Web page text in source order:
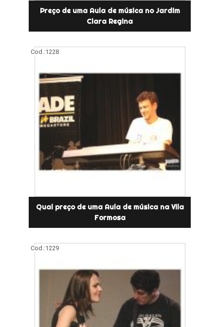
Preço de uma Aula de música no Jardim
Clara Regina
Cod.:1228
Qual preço de uma Aula de música na Vila
Formosa
Cod.:1229